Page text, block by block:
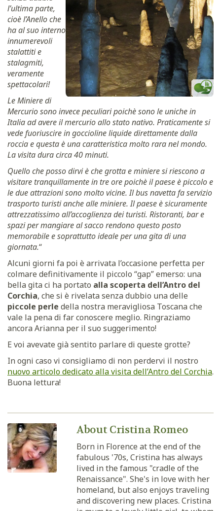
l’ultima parte,
cioè l’Anello che
ha al suo interno
innumerevoli
stalattiti e
stalagmiti,
veramente
spettacolari!
Le Miniere di
Mercurio sono invece peculiari poichè sono le uniche in
Italia ad avere il mercurio allo stato nativo. Praticamente si
vede fuoriuscire in goccioline liquide direttamente dalla
roccia e questa è una caratteristica molto rara nel mondo.
La visita dura circa 40 minuti.
Quello che posso dirvi è che grotta e miniere si riescono a
visitare tranquillamente in tre ore poichè il paese è piccolo e
le due attrazioni sono molto vicine. Il bus navetta fa servizio
trasporto turisti anche alle miniere. Il paese è sicuramente
attrezzatissimo all’accoglienza dei turisti. Ristoranti, bar e
spazi per mangiare al sacco rendono questo posto
memorabile e soprattutto ideale per una gita di una
giornata.“
Alcuni giorni fa poi è arrivata l’occasione perfetta per
colmare definitivamente il piccolo “gap” emerso: una
bella gita ci ha portato alla scoperta dell’Antro del
Corchia, che si è rivelata senza dubbio una delle
piccole perle della nostra meravigliosa Toscana che
vale la pena di far conoscere meglio. Ringraziamo
ancora Arianna per il suo suggerimento!
E voi avevate già sentito parlare di queste grotte?
In ogni caso vi consigliamo di non perdervi il nostro
nuovo articolo dedicato alla visita dell’Antro del Corchia.
Buona lettura!
About Cristina Romeo
Born in Florence at the end of the
fabulous '70s, Cristina has always
lived in the famous "cradle of the
Renaissance". She's in love with her
homeland, but also enjoys traveling
and discovering new places. Cristina